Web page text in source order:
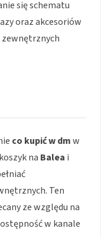
się schematu
oraz akcesoriów
zewnętrznych
co kupić w dmw
na Balea i
Ten
ze względu na
w kanale